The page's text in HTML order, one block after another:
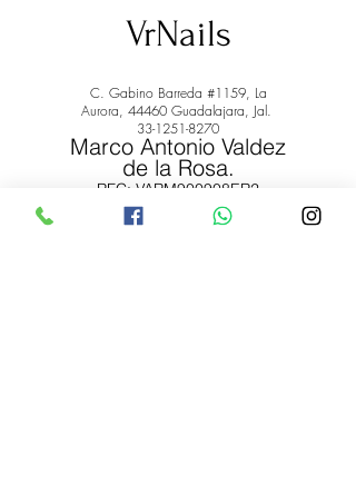
VrNails
C. Gabino Barreda #1159, La
Aurora, 44460 Guadalajara, Jal.
33-1251-8270
Marco Antonio Valdez
de la Rosa.
RFC: VARM900908ER2